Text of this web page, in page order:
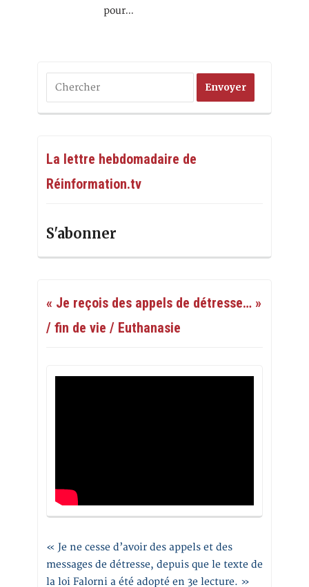
pour…
La lettre hebdomadaire de
Réinformation.tv
S'abonner
« Je reçois des appels de détresse… »
/ fin de vie / Euthanasie
« Je ne cesse d’avoir des appels et des
messages de détresse, depuis que le texte de
la loi Falorni a été adopté en 3e lecture. »